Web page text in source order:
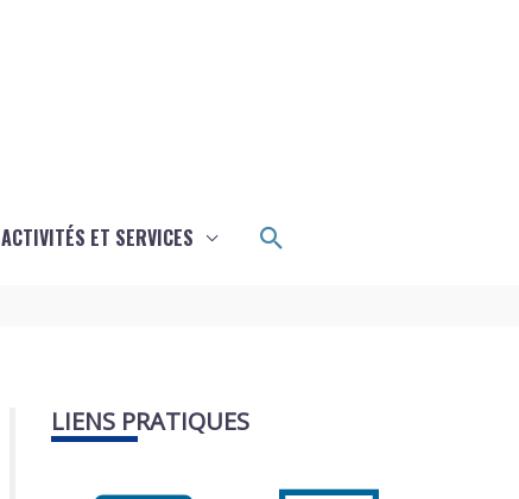
ACTIVITÉS ET SERVICES Rechercher
LIENS PRATIQUES